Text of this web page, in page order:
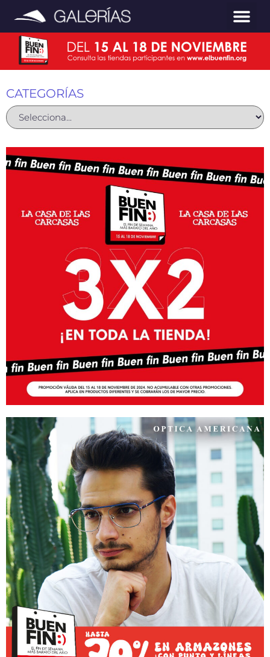
CATEGORÍAS